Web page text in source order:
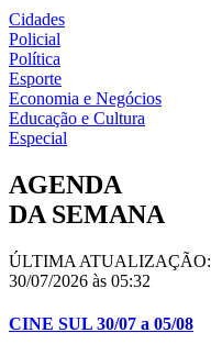
Cidades
Policial
Política
Esporte
Economia e Negócios
Educação e Cultura
Especial
AGENDA
DA SEMANA
ÚLTIMA ATUALIZAÇÃO:
30/07/2026 às 05:32
CINE SUL 30/07 a 05/08